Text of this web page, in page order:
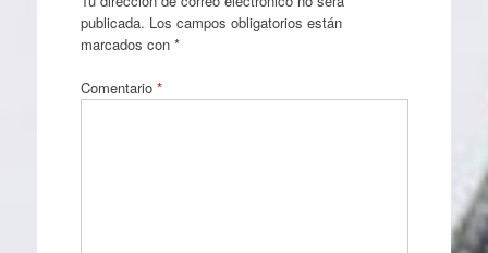
publicada. Los campos obligatorios están
marcados con *
Comentario *